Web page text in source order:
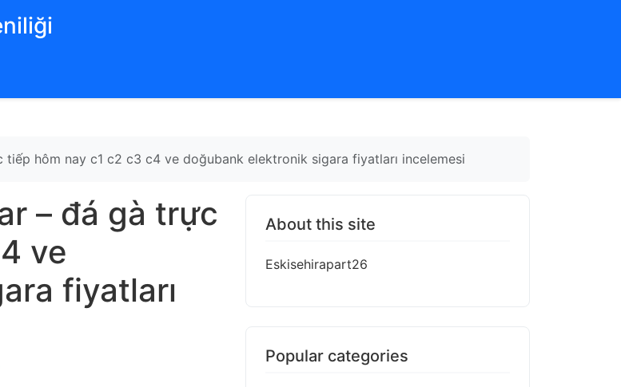
tiếp hôm nay c1 c2 c3 c4 ve doğubank elektronik sigara fiyatları incelemesi
– đá gà trực
ve
fiyatları
About this site
Eskisehirapart26
Popular categories